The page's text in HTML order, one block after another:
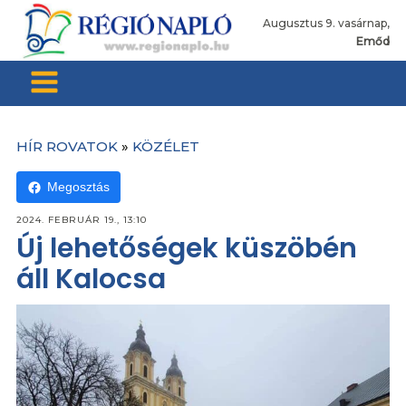
Augusztus 9. vasárnap,
Emőd
HÍR ROVATOK » KÖZÉLET
Megosztás
2024. FEBRUÁR 19., 13:10
Új lehetőségek küszöbén
áll Kalocsa